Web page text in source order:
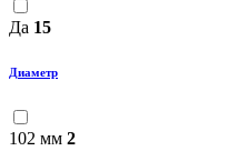
Да 15
Диаметр
102 мм 2